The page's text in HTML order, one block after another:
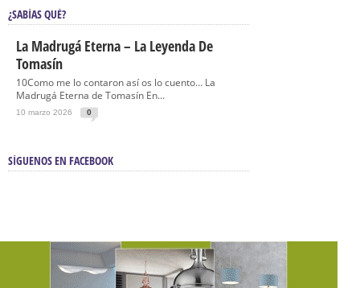
¿SABÍAS QUÉ?
La Madrugá Eterna – La Leyenda De
Tomasín
10Como me lo contaron así os lo cuento… La
Madrugá Eterna de Tomasín En...
10 marzo 2026 0
SÍGUENOS EN FACEBOOK